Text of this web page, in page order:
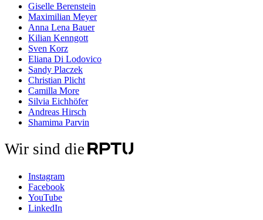
Giselle Berenstein
Maximilian Meyer
Anna Lena Bauer
Kilian Kenngott
Sven Korz
Eliana Di Lodovico
Sandy Placzek
Christian Plicht
Camilla More
Silvia Eichhöfer
Andreas Hirsch
Shamima Parvin
Wir sind die
Instagram
Facebook
YouTube
LinkedIn